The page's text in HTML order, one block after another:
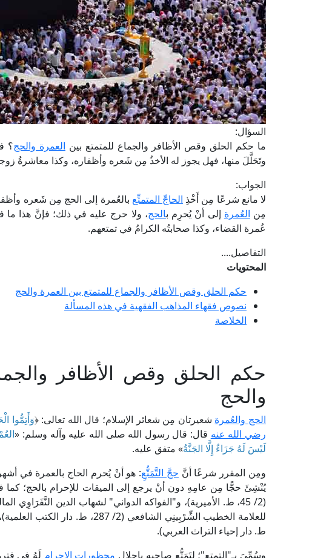
السؤال:
ما حكم الحلق وقص الأظافر والجماع للمتمتع بين العمرة والحج؟
وتَحَلَّلَ منها، فهل يجوز له الأخذُ مِن شَعره وأظفاره، وكذا معاشرةُ
الجواب:
لا مانع شرعًا مِن أَخْذِ الحاجِّ المتمتِّع بالعُمرة إلى الحج مِن شَعره
مِن العُمرة إلى أنْ يُحرِم بالحج، ولا حرج عليه في ذلك؛ فإنَّ هذا ما
عُمرة القضاء، وكذا صحابتُه الكرامُ في تمتعهم.
التفاصيل....
المحتويات
حكم الحلق وقص الأظافر والجماع للمتمتع بين العمرة والحج
نصوص فقهاء المذاهب الفقهية في هذه المسألة
الخلاصة
حكم الحلق وقص الأظافر
والحج
الحج والعُمرة شعيرتان مِن شعائر الإسلام؛ قال الله تعالى: ﴿وَأَتِمُّوا
رضي الله عنه قال: قال رسول الله صلى الله عليه وآله وسلم: «
لَيْسَ لَهُ جَزَاءٌ إِلَّا الجَنَّةُ» متفق عليه.
ومِن المقرر شرعًا أنَّ حجَّ التَّمَتُّعِ: هو أنْ يُحرم الحاج بالعمرة في
يُنْشِئَ حجًّا مِن عامِهِ دون أنْ يرجع إلى الميقات للإحرام بالحج؛ كما
ط. دار إحياء التراث العربي).
وسُمِّيَ بـ"التمتع"؛ لِتَمَتُّعِ صاحبه بإحلالِ محظورات الإحرام لَهُ في